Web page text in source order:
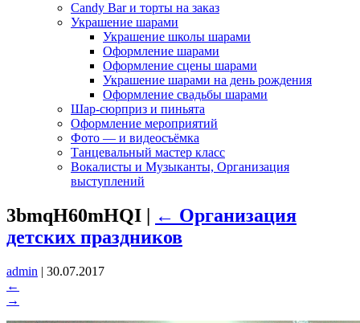
Candy Bar и торты на заказ
Украшение шарами
Украшение школы шарами
Оформление шарами
Оформление сцены шарами
Украшение шарами на день рождения
Оформление свадьбы шарами
Шар-сюрприз и пиньята
Оформление мероприятий
Фото — и видеосъёмка
Танцевальный мастер класс
Вокалисты и Музыканты, Организация
выступлений
3bmqH60mHQI | ← Организация
детских праздников
admin | 30.07.2017
←
→